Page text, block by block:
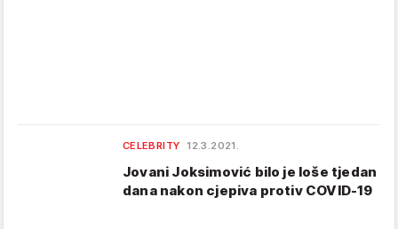
CELEBRITY 12.3.2021.
Jovani Joksimović bilo je loše tjedan
dana nakon cjepiva protiv COVID-19